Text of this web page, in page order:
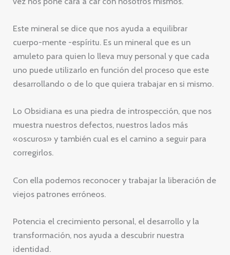
Este mineral se dice que nos ayuda a equilibrar
cuerpo-mente -espíritu. Es un mineral que es un
amuleto para quien lo lleva muy personal y que cada
uno puede utilizarlo en función del proceso que este
desarrollando o de lo que quiera trabajar en si mismo.
Lo Obsidiana es una piedra de introspección, que nos
muestra nuestros defectos, nuestros lados más
«oscuros» y también cual es el camino a seguir para
corregirlos.
Con ella podemos reconocer y trabajar la liberación de
viejos patrones erróneos.
Potencia el crecimiento personal, el desarrollo y la
transformación, nos ayuda a descubrir nuestra
identidad.